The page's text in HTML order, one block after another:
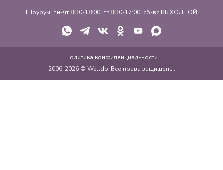
Шоурум: пн-чт 8:30-18:00, пт 8:30-17:00, сб-вс ВЫХОДНОЙ
2006-2026 © Welldo. Все права защищены.
Политика конфиденциальности